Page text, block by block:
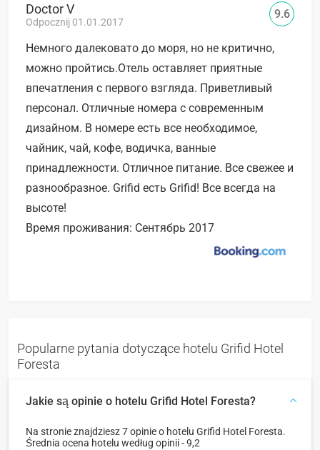
Doctor V
Odpocznij 01.01.2017
Немного далековато до моря, но не критично,
можно пройтись.Отель оставляет приятные
впечатления с первого взгляда. Приветливый
персонал. Отличные номера с современным
дизайном. В номере есть все необходимое,
чайник, чай, кофе, водичка, ванные
принадлежности. Отличное питание. Все свежее и
разнообразное. Grifid есть Grifid! Все всегда на
высоте!
Время проживания: Сентябрь 2017
9.6
Popularne pytania dotyczące hotelu Grifid Hotel
Foresta
Jakie są opinie o hotelu Grifid Hotel Foresta?
Na stronie znajdziesz 7 opinie o hotelu Grifid Hotel Foresta.
Średnia ocena hotelu według opinii - 9,2